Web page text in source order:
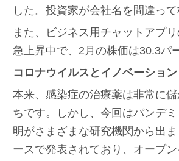
した。投資家が会社名を間違っ
また、ビジネス用チャットアプ
急上昇中で、2月の株価は30.3パ
コロナウイルスとイノベーション
本来、感染症の治療薬は非常に
ちです。しかし、今回はパンデ
明がさまざまな研究機関から出
ースで発表されており、オープ